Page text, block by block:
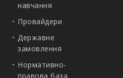
навчання
Провайдери
Державне
замовлення
Нормативно-
правова база